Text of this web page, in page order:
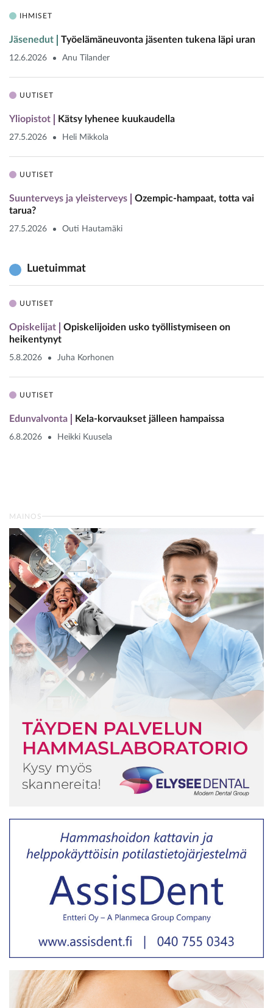
IHMISET
Jäsenedut Työelämäneuvonta jäsenten tukena läpi uran
12.6.2026 Anu Tilander
UUTISET
Yliopistot Kätsy lyhenee kuukaudella
27.5.2026 Heli Mikkola
UUTISET
Suunterveys ja yleisterveys
Ozempic-hampaat, totta vai
tarua?
27.5.2026 Outi Hautamäki
Luetuimmat
UUTISET
Opiskelijat
Opiskelijoiden usko työllistymiseen on
heikentynyt
5.8.2026 Juha Korhonen
UUTISET
Edunvalvonta Kela-korvaukset jälleen hampaissa
6.8.2026 Heikki Kuusela
MAINOS